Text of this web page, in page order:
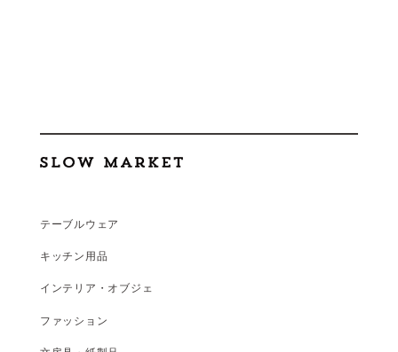
テーブルウェア
キッチン用品
インテリア・オブジェ
ファッション